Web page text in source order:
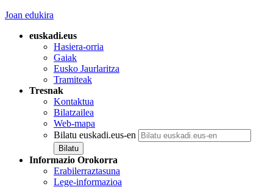
Joan edukira
euskadi.eus
Hasiera-orria
Gaiak
Eusko Jaurlaritza
Tramiteak
Tresnak
Kontaktua
Bilatzailea
Web-mapa
Bilatu euskadi.eus-en
Informazio Orokorra
Erabilerraztasuna
Lege-informazioa